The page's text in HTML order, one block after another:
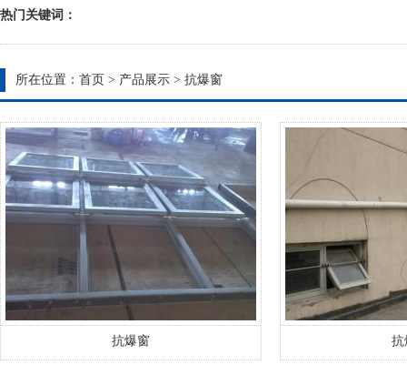
热门关键词：
所在位置： 首页 > 产品展示 > 抗爆窗
抗爆窗 抗